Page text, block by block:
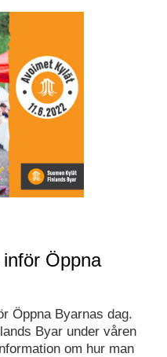
Öppna
Öppna Byarnas dag.
Byar under våren
om hur man